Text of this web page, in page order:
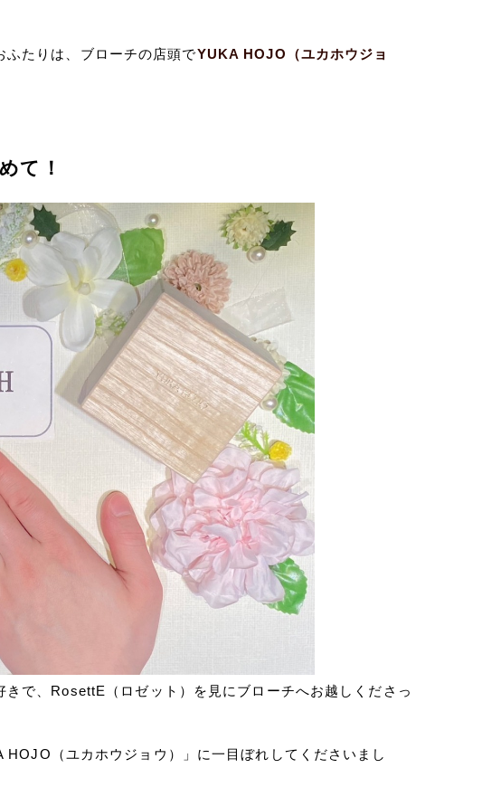
ふたりは、ブローチの店頭でYUKA HOJO（ユカホウジョ
て！
で、RosettE（ロゼット）を見にブローチへお越しくださっ
（ユカホウジョウ）」に一目ぼれしてくださいまし